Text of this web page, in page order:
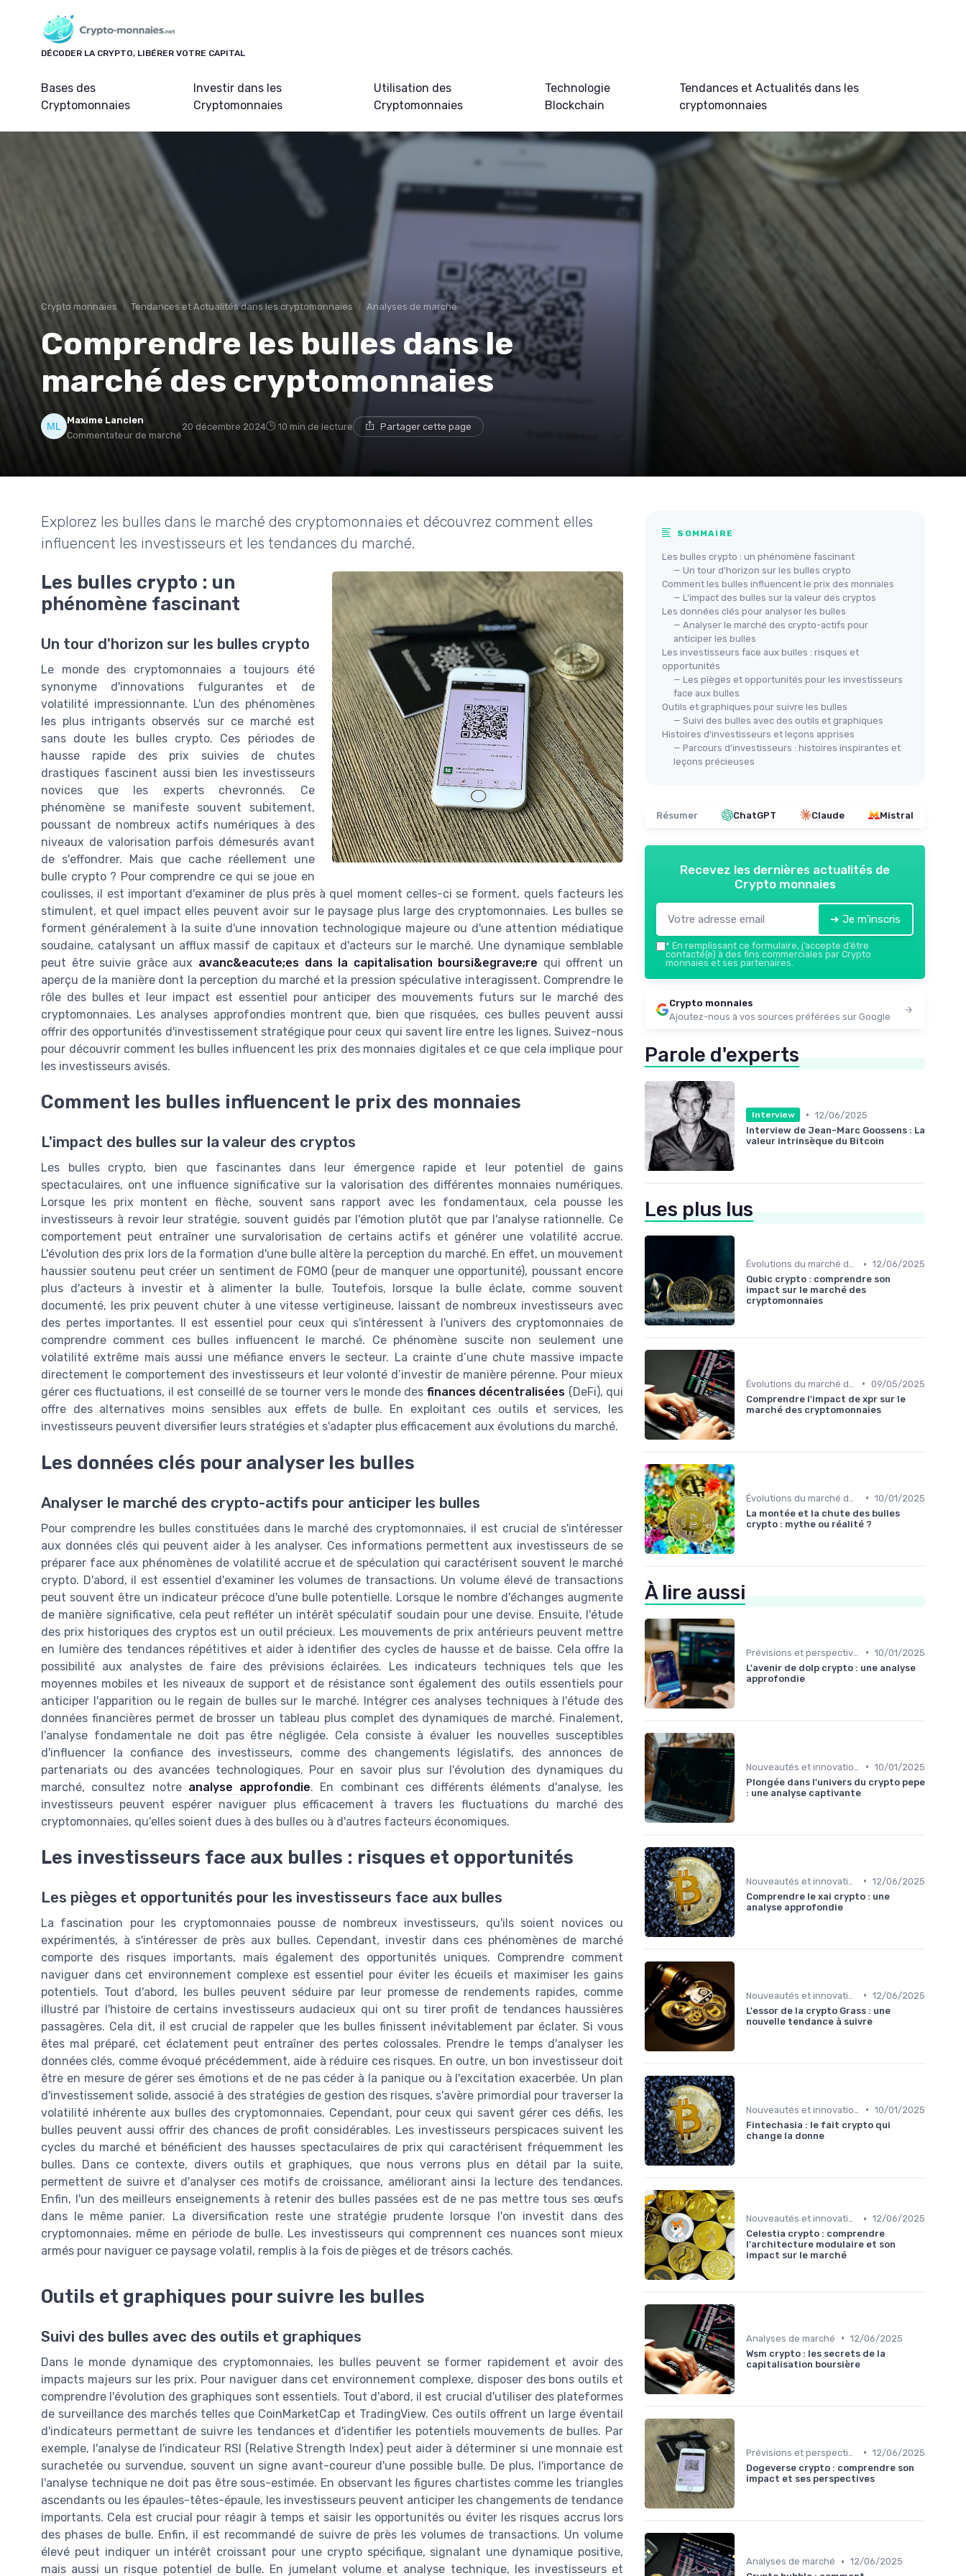
DÉCODER LA CRYPTO, LIBÉRER VOTRE CAPITAL
Bases des
Cryptomonnaies
Investir dans les
Cryptomonnaies
Utilisation des
Cryptomonnaies
Technologie
Blockchain
Tendances et Actualités dans les
cryptomonnaies
Crypto monnaies Tendances et Actualités dans les cryptomonnaies Analyses de marché
Comprendre les bulles dans le
marché des cryptomonnaies
Maxime Lancien
Commentateur de marché
20 décembre 2024 10 min de lecture Partager cette page
Explorez les bulles dans le marché des cryptomonnaies et découvrez comment elles
influencent les investisseurs et les tendances du marché.
Les bulles crypto : un
phénomène fascinant
Un tour d'horizon sur les bulles crypto
Le monde des cryptomonnaies a toujours été
synonyme d'innovations fulgurantes et de
volatilité impressionnante. L'un des phénomènes
les plus intrigants observés sur ce marché est
sans doute les bulles crypto. Ces périodes de
hausse rapide des prix suivies de chutes
drastiques fascinent aussi bien les investisseurs
novices que les experts chevronnés. Ce
phénomène se manifeste souvent subitement,
poussant de nombreux actifs numériques à des
niveaux de valorisation parfois démesurés avant
de s'effondrer. Mais que cache réellement une
bulle crypto ? Pour comprendre ce qui se joue en
coulisses, il est important d'examiner de plus près à quel moment celles-ci se forment, quels facteurs les
stimulent, et quel impact elles peuvent avoir sur le paysage plus large des cryptomonnaies. Les bulles se
forment généralement à la suite d'une innovation technologique majeure ou d'une attention médiatique
soudaine, catalysant un afflux massif de capitaux et d'acteurs sur le marché. Une dynamique semblable
peut être suivie grâce aux avanc&eacute;es dans la capitalisation boursi&egrave;re qui offrent un
aperçu de la manière dont la perception du marché et la pression spéculative interagissent. Comprendre le
rôle des bulles et leur impact est essentiel pour anticiper des mouvements futurs sur le marché des
cryptomonnaies. Les analyses approfondies montrent que, bien que risquées, ces bulles peuvent aussi
offrir des opportunités d'investissement stratégique pour ceux qui savent lire entre les lignes. Suivez-nous
pour découvrir comment les bulles influencent les prix des monnaies digitales et ce que cela implique pour
les investisseurs avisés.
Comment les bulles influencent le prix des monnaies
L'impact des bulles sur la valeur des cryptos
Les bulles crypto, bien que fascinantes dans leur émergence rapide et leur potentiel de gains
spectaculaires, ont une influence significative sur la valorisation des différentes monnaies numériques.
Lorsque les prix montent en flèche, souvent sans rapport avec les fondamentaux, cela pousse les
investisseurs à revoir leur stratégie, souvent guidés par l'émotion plutôt que par l'analyse rationnelle. Ce
comportement peut entraîner une survalorisation de certains actifs et générer une volatilité accrue.
L'évolution des prix lors de la formation d'une bulle altère la perception du marché. En effet, un mouvement
haussier soutenu peut créer un sentiment de FOMO (peur de manquer une opportunité), poussant encore
plus d'acteurs à investir et à alimenter la bulle. Toutefois, lorsque la bulle éclate, comme souvent
documenté, les prix peuvent chuter à une vitesse vertigineuse, laissant de nombreux investisseurs avec
des pertes importantes. Il est essentiel pour ceux qui s'intéressent à l'univers des cryptomonnaies de
comprendre comment ces bulles influencent le marché. Ce phénomène suscite non seulement une
volatilité extrême mais aussi une méfiance envers le secteur. La crainte d’une chute massive impacte
directement le comportement des investisseurs et leur volonté d’investir de manière pérenne. Pour mieux
gérer ces fluctuations, il est conseillé de se tourner vers le monde des finances décentralisées (DeFi), qui
offre des alternatives moins sensibles aux effets de bulle. En exploitant ces outils et services, les
investisseurs peuvent diversifier leurs stratégies et s'adapter plus efficacement aux évolutions du marché.
Les données clés pour analyser les bulles
Analyser le marché des crypto-actifs pour anticiper les bulles
Pour comprendre les bulles constituées dans le marché des cryptomonnaies, il est crucial de s'intéresser
aux données clés qui peuvent aider à les analyser. Ces informations permettent aux investisseurs de se
préparer face aux phénomènes de volatilité accrue et de spéculation qui caractérisent souvent le marché
crypto. D'abord, il est essentiel d'examiner les volumes de transactions. Un volume élevé de transactions
peut souvent être un indicateur précoce d'une bulle potentielle. Lorsque le nombre d'échanges augmente
de manière significative, cela peut refléter un intérêt spéculatif soudain pour une devise. Ensuite, l'étude
des prix historiques des cryptos est un outil précieux. Les mouvements de prix antérieurs peuvent mettre
en lumière des tendances répétitives et aider à identifier des cycles de hausse et de baisse. Cela offre la
possibilité aux analystes de faire des prévisions éclairées. Les indicateurs techniques tels que les
moyennes mobiles et les niveaux de support et de résistance sont également des outils essentiels pour
anticiper l'apparition ou le regain de bulles sur le marché. Intégrer ces analyses techniques à l'étude des
données financières permet de brosser un tableau plus complet des dynamiques de marché. Finalement,
l'analyse fondamentale ne doit pas être négligée. Cela consiste à évaluer les nouvelles susceptibles
d'influencer la confiance des investisseurs, comme des changements législatifs, des annonces de
partenariats ou des avancées technologiques. Pour en savoir plus sur l'évolution des dynamiques du
marché, consultez notre analyse approfondie. En combinant ces différents éléments d'analyse, les
investisseurs peuvent espérer naviguer plus efficacement à travers les fluctuations du marché des
cryptomonnaies, qu'elles soient dues à des bulles ou à d'autres facteurs économiques.
Les investisseurs face aux bulles : risques et opportunités
Les pièges et opportunités pour les investisseurs face aux bulles
La fascination pour les cryptomonnaies pousse de nombreux investisseurs, qu'ils soient novices ou
expérimentés, à s'intéresser de près aux bulles. Cependant, investir dans ces phénomènes de marché
comporte des risques importants, mais également des opportunités uniques. Comprendre comment
naviguer dans cet environnement complexe est essentiel pour éviter les écueils et maximiser les gains
potentiels. Tout d'abord, les bulles peuvent séduire par leur promesse de rendements rapides, comme
illustré par l'histoire de certains investisseurs audacieux qui ont su tirer profit de tendances haussières
passagères. Cela dit, il est crucial de rappeler que les bulles finissent inévitablement par éclater. Si vous
êtes mal préparé, cet éclatement peut entraîner des pertes colossales. Prendre le temps d'analyser les
données clés, comme évoqué précédemment, aide à réduire ces risques. En outre, un bon investisseur doit
être en mesure de gérer ses émotions et de ne pas céder à la panique ou à l'excitation exacerbée. Un plan
d'investissement solide, associé à des stratégies de gestion des risques, s'avère primordial pour traverser la
volatilité inhérente aux bulles des cryptomonnaies. Cependant, pour ceux qui savent gérer ces défis, les
bulles peuvent aussi offrir des chances de profit considérables. Les investisseurs perspicaces suivent les
cycles du marché et bénéficient des hausses spectaculaires de prix qui caractérisent fréquemment les
bulles. Dans ce contexte, divers outils et graphiques, que nous verrons plus en détail par la suite,
permettent de suivre et d'analyser ces motifs de croissance, améliorant ainsi la lecture des tendances.
Enfin, l'un des meilleurs enseignements à retenir des bulles passées est de ne pas mettre tous ses œufs
dans le même panier. La diversification reste une stratégie prudente lorsque l'on investit dans des
cryptomonnaies, même en période de bulle. Les investisseurs qui comprennent ces nuances sont mieux
armés pour naviguer ce paysage volatil, remplis à la fois de pièges et de trésors cachés.
Outils et graphiques pour suivre les bulles
Suivi des bulles avec des outils et graphiques
Dans le monde dynamique des cryptomonnaies, les bulles peuvent se former rapidement et avoir des
impacts majeurs sur les prix. Pour naviguer dans cet environnement complexe, disposer des bons outils et
comprendre l'évolution des graphiques sont essentiels. Tout d'abord, il est crucial d'utiliser des plateformes
de surveillance des marchés telles que CoinMarketCap et TradingView. Ces outils offrent un large éventail
d'indicateurs permettant de suivre les tendances et d'identifier les potentiels mouvements de bulles. Par
exemple, l'analyse de l'indicateur RSI (Relative Strength Index) peut aider à déterminer si une monnaie est
surachetée ou survendue, souvent un signe avant-coureur d'une possible bulle. De plus, l'importance de
l'analyse technique ne doit pas être sous-estimée. En observant les figures chartistes comme les triangles
ascendants ou les épaules-têtes-épaule, les investisseurs peuvent anticiper les changements de tendance
importants. Cela est crucial pour réagir à temps et saisir les opportunités ou éviter les risques accrus lors
des phases de bulle. Enfin, il est recommandé de suivre de près les volumes de transactions. Un volume
élevé peut indiquer un intérêt croissant pour une crypto spécifique, signalant une dynamique positive,
mais aussi un risque potentiel de bulle. En jumelant volume et analyse technique, les investisseurs et
SOMMAIRE
Les bulles crypto : un phénomène fascinant
— Un tour d'horizon sur les bulles crypto
Comment les bulles influencent le prix des monnaies
— L'impact des bulles sur la valeur des cryptos
Les données clés pour analyser les bulles
— Analyser le marché des crypto-actifs pour
anticiper les bulles
Les investisseurs face aux bulles : risques et
opportunités
— Les pièges et opportunités pour les investisseurs
face aux bulles
Outils et graphiques pour suivre les bulles
— Suivi des bulles avec des outils et graphiques
Histoires d'investisseurs et leçons apprises
— Parcours d'investisseurs : histoires inspirantes et
leçons précieuses
Résumer ChatGPT Claude Mistral
Recevez les dernières actualités de
Crypto monnaies
➔ Je m'inscris
* En remplissant ce formulaire, j’accepte d’être
contacté(e) à des fins commerciales par Crypto
monnaies et ses partenaires.
Crypto monnaies
Ajoutez-nous à vos sources préférées sur Google
Parole d'experts
Interview • 12/06/2025
Interview de Jean-Marc Goossens : La
valeur intrinsèque du Bitcoin
Les plus lus
Évolutions du marché des cryptos • 12/06/2025
Qubic crypto : comprendre son
impact sur le marché des
cryptomonnaies
• 09/05/2025
Comprendre l'impact de xpr sur le
marché des cryptomonnaies
• 10/01/2025
La montée et la chute des bulles
crypto : mythe ou réalité ?
À lire aussi
• 10/01/2025
L'avenir de dolp crypto : une analyse
approfondie
• 10/01/2025
Plongée dans l'univers du crypto pepe
: une analyse captivante
• 12/06/2025
Comprendre le xai crypto : une
analyse approfondie
• 12/06/2025
L'essor de la crypto Grass : une
nouvelle tendance à suivre
• 10/01/2025
Fintechasia : le fait crypto qui
change la donne
Nouveautés et innovations • 12/06/2025
Celestia crypto : comprendre
l'architecture modulaire et son
impact sur le marché
Analyses de marché • 12/06/2025
Wsm crypto : les secrets de la
capitalisation boursière
• 12/06/2025
Dogeverse crypto : comprendre son
impact et ses perspectives
Analyses de marché • 12/06/2025